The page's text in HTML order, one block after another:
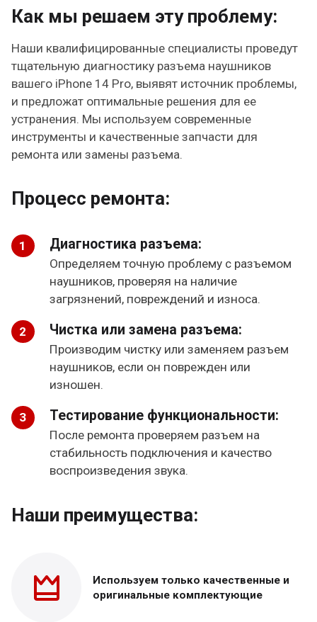
Как мы решаем эту проблему:
Наши квалифицированные специалисты проведут
тщательную диагностику разъема наушников
вашего iPhone 14 Pro, выявят источник проблемы,
и предложат оптимальные решения для ее
устранения. Мы используем современные
инструменты и качественные запчасти для
ремонта или замены разъема.
Процесс ремонта:
Диагностика разъема:
Определяем точную проблему с разъемом
наушников, проверяя на наличие
загрязнений, повреждений и износа.
Чистка или замена разъема:
Производим чистку или заменяем разъем
наушников, если он поврежден или
изношен.
Тестирование функциональности:
После ремонта проверяем разъем на
стабильность подключения и качество
воспроизведения звука.
Наши преимущества:
Используем только качественные и
оригинальные комплектующие